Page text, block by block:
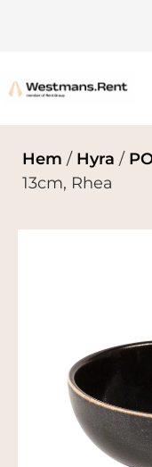
Hem / Hyra /
13cm, Rhea